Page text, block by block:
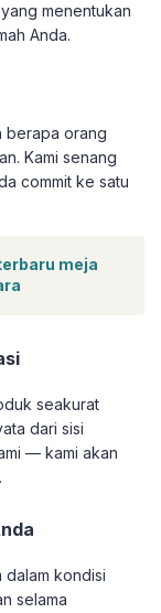
menentukan
Anda.
berapa orang
Kami senang
commit ke satu
meja
seakurat
dari sisi
— kami akan
dalam kondisi
selama